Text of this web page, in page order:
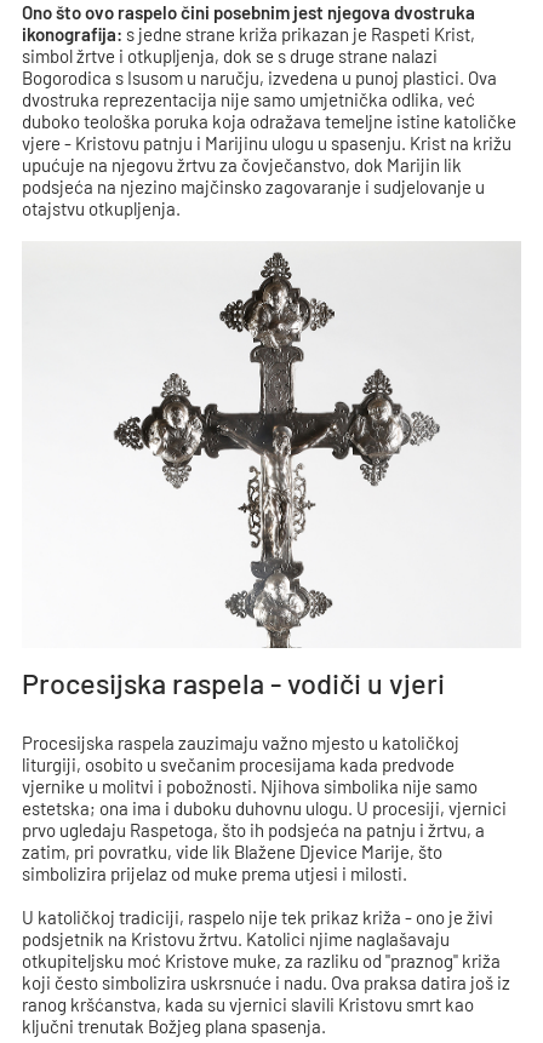
Ono što ovo raspelo čini posebnim jest njegova dvostruka
ikonografija: s jedne strane križa prikazan je Raspeti Krist,
simbol žrtve i otkupljenja, dok se s druge strane nalazi
Bogorodica s Isusom u naručju, izvedena u punoj plastici. Ova
dvostruka reprezentacija nije samo umjetnička odlika, već
duboko teološka poruka koja odražava temeljne istine katoličke
vjere - Kristovu patnju i Marijinu ulogu u spasenju. Krist na križu
upućuje na njegovu žrtvu za čovječanstvo, dok Marijin lik
podsjeća na njezino majčinsko zagovaranje i sudjelovanje u
otajstvu otkupljenja.
Procesijska raspela - vodiči u vjeri
Procesijska raspela zauzimaju važno mjesto u katoličkoj
liturgiji, osobito u svečanim procesijama kada predvode
vjernike u molitvi i pobožnosti. Njihova simbolika nije samo
estetska; ona ima i duboku duhovnu ulogu. U procesiji, vjernici
prvo ugledaju Raspetoga, što ih podsjeća na patnju i žrtvu, a
zatim, pri povratku, vide lik Blažene Djevice Marije, što
simbolizira prijelaz od muke prema utjesi i milosti.
U katoličkoj tradiciji, raspelo nije tek prikaz križa - ono je živi
podsjetnik na Kristovu žrtvu. Katolici njime naglašavaju
otkupiteljsku moć Kristove muke, za razliku od "praznog" križa
koji često simbolizira uskrsnuće i nadu. Ova praksa datira još iz
ranog kršćanstva, kada su vjernici slavili Kristovu smrt kao
ključni trenutak Božjeg plana spasenja.